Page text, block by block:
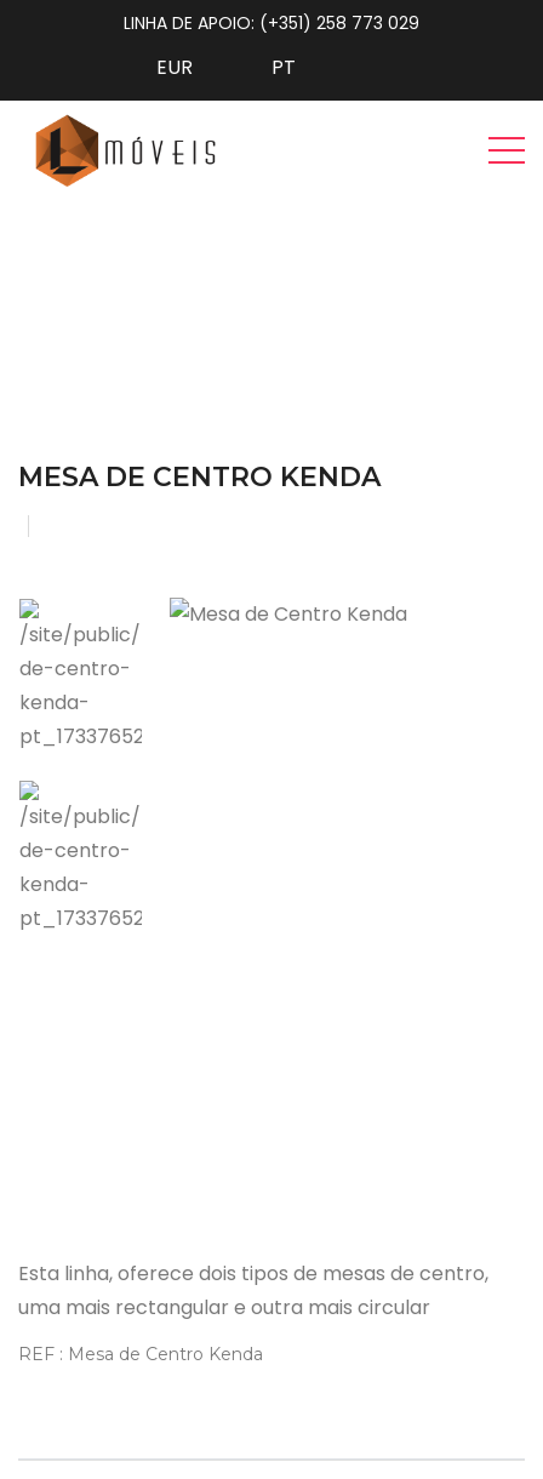
LINHA DE APOIO: (+351) 258 773 029
MESA DE CENTRO KENDA
Esta linha, oferece dois tipos de mesas de centro,
uma mais rectangular e outra mais circular
REF : Mesa de Centro Kenda